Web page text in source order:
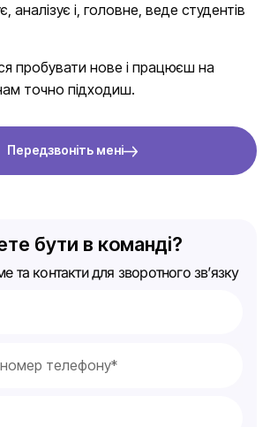
аналізує і, головне, веде студентів
пробувати нове і працюєш на
точно підходиш.
Передзвоніть мені
бути в команді?
та контакти для зворотного зв’язку